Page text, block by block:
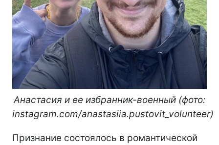
Анастасия и ее избранник-военный (фото:
instagram.com/anastasiia.pustovit_volunteer)
Признание состоялось в романтической